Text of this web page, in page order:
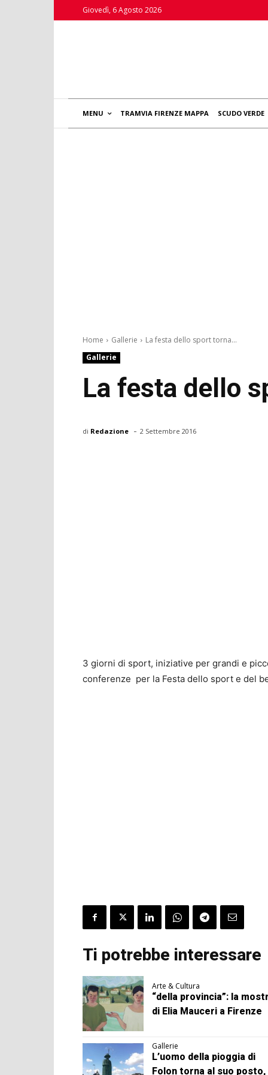
Giovedì, 6 Agosto 2026
MENU TRAMVIA FIRENZE MAPPA SCUDO VERDE
Home Gallerie
La festa dello sport torna...
Gallerie
La festa dello
di Redazione - 2 Settembre 2016
3 giorni di sport, iniziative per grandi e
conferenze per la Festa dello sport e del
Ti potrebbe interessare
Arte & Cultura
“della provincia”: la
di Elia Mauceri a Firenze
Gallerie
L’uomo della pioggia di
Folon torna al suo posto,